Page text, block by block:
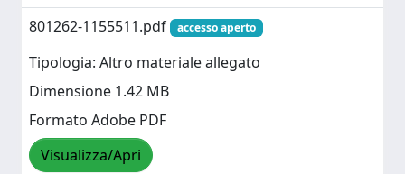
801262-1155511.pdf
accesso aperto
Tipologia: Altro materiale allegato
Dimensione 1.42 MB
Formato Adobe PDF
Visualizza/Apri